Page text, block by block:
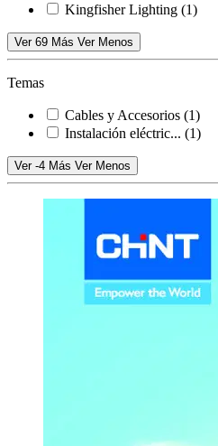
Kingfisher Lighting (1)
Ver 69 Más Ver Menos
Temas
Cables y Accesorios (1)
Instalación eléctric... (1)
Ver -4 Más Ver Menos